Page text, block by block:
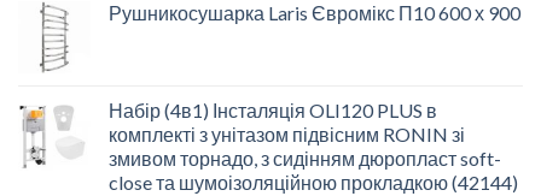
Рушникосушарка Laris Євромікс П10 600 х 900
Набір (4в1) Інсталяція OLI120 PLUS в
комплекті з унітазом підвісним RONIN зі
змивом торнадо, з сидінням дюропласт soft-
close та шумоізоляційною прокладкою (42144)